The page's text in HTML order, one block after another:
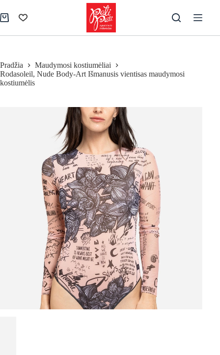
to
content
Pirkinių
Pradžia
Maudymosi kostiumėliai
Rodasoleil, Nude Body-Art Išmanusis vientisas maudymosi
kostiumėlis